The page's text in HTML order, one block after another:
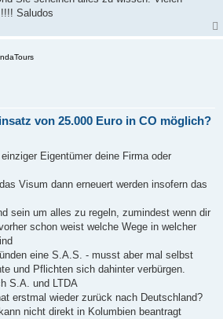
Saludos
von 25.000 Euro in CO möglich?
Eigentümer deine Firma oder
Visum dann erneuert werden insofern das
sein um alles zu regeln, zumindest wenn dir
schon weist welche Wege in welcher
eine S.A.S. - musst aber mal selbst
und Pflichten sich dahinter verbürgen.
S.A. und LTDA
erstmal wieder zurück nach Deutschland?
nicht direkt in Kolumbien beantragt